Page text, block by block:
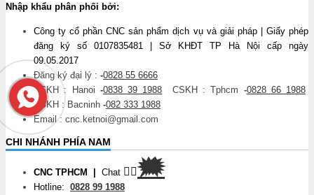
Nhập khẩu phân phối bởi:
Công ty cổ phần CNC sản phẩm dịch vụ và giải pháp | Giấy phép
đăng ký số 0107835481 | Sở KHĐT TP Hà Nội cấp ngày
09.05.2017
Đăng ký đại lý : -0828 55 6666
CSKH : Hanoi -0838 39 1988 CSKH : Tphcm -0828 66 1988
CSKH : Bacninh -082 333 1988
Email : cnc.ketnoi@gmail.com
CHI NHÁNH PHÍA NAM
CNC TPHCM | Chat 👉🏽🗯
Hotline: 0828 99 1988